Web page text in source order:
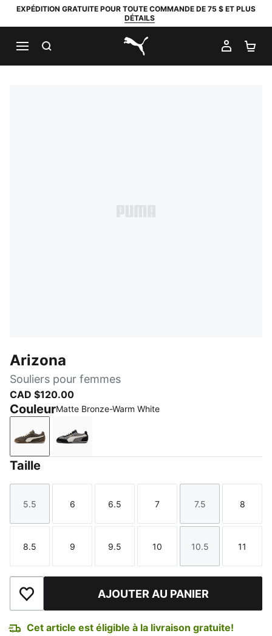
EXPÉDITION GRATUITE POUR TOUTE COMMANDE DE 75 $ ET PLUS
DÉTAILS
PUMA.com
MON
Arizona
Souliers pour femmes
CAD $120.00
CouleurMatte Bronze-Warm White
Matte Bronze-Warm White
Gray Echo-Warm White
Taille
Taille
5.5
Taille
6
Taille
6.5
Taille
7
Taille
7.5
Taille
8
Taille
8.5
Taille
9
Taille
9.5
Taille
10
Taille
10.5
Taille
11
Ajouter à la liste de souhaits
AJOUTER AU PANIER
Cet article est éligible à la livraison gratuite!